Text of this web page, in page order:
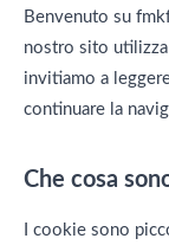
Benvenuto su
nostro sito
invitiamo a
continuare la
Che cosa
I cookie sono